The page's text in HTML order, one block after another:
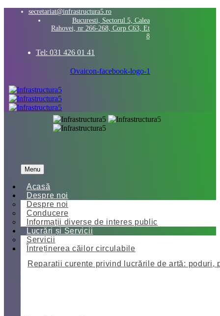
secretariat@infrastructura5.ro
Bucuresti, Sectorul 5, Calea
Rahovei, nr 266-268, Corp C63, Et
8
Tel: 031 426 01 41
Ovaicon-facebook-logo-1
Menu
Acasă
Despre noi
Despre noi
Conducere
Informații diverse de interes public
Lucrări și Servicii
Servicii
Întreținerea căilor circulabile
Reparații curente privind lucrările de artă: poduri,